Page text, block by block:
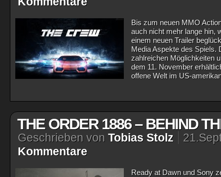
Bis zum neuen MMO
auch nicht mehr lange hin,
einem neuen Trailer
Media Aspekte des Spiels.
zahlreichen Möglichkeiten
dem 11. November
offene Welt im US-
THE ORDER 1886 – BEHIND
Geschrieben von Tobias Stolz
Kommentare
Ready at Dawn und Sony